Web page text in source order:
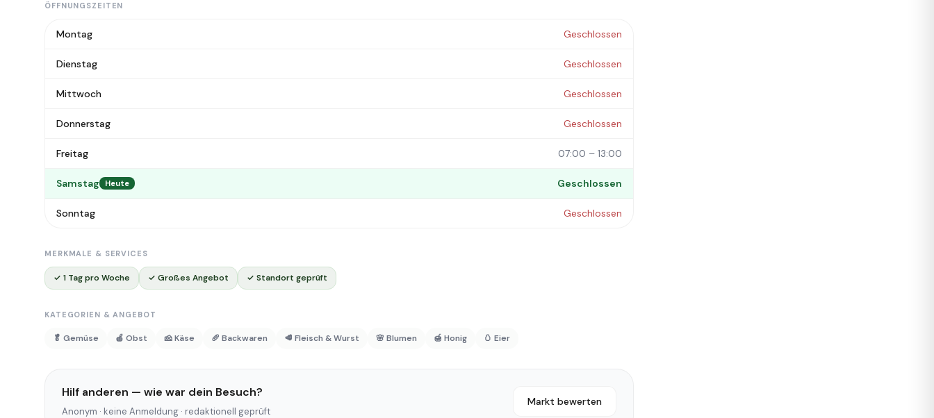
ÖFFNUNGSZEITEN
Montag Geschlossen
Dienstag Geschlossen
Mittwoch Geschlossen
Donnerstag Geschlossen
Freitag 07:00 – 13:00
Samstag Heute Geschlossen
Sonntag Geschlossen
MERKMALE & SERVICES
✓ 1 Tag pro Woche ✓ Großes Angebot ✓ Standort geprüft
KATEGORIEN & ANGEBOT
🥬 Gemüse 🍎 Obst 🧀 Käse 🥖 Backwaren 🥩 Fleisch & Wurst 🌸 Blumen 🍯 Honig 🥚 Eier
Hilf anderen — wie war dein Besuch?
Anonym · keine Anmeldung · redaktionell geprüft
Markt bewerten